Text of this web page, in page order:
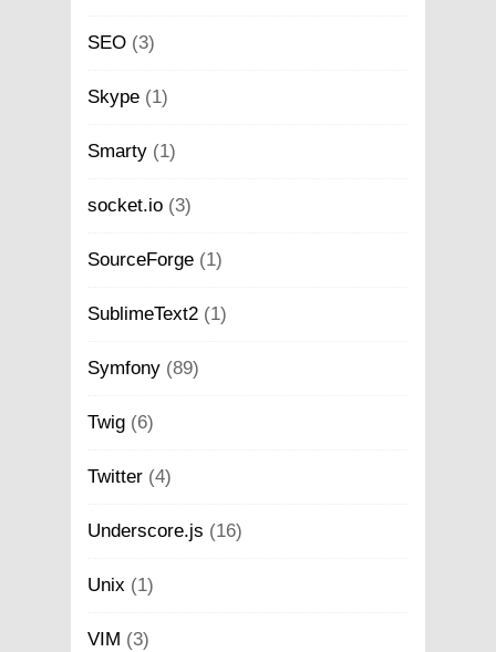
SEO (3)
Skype (1)
Smarty (1)
socket.io (3)
SourceForge (1)
SublimeText2 (1)
Symfony (89)
Twig (6)
Twitter (4)
Underscore.js (16)
Unix (1)
VIM (3)